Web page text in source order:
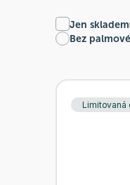
Jen skladem
Bez
Limitovaná